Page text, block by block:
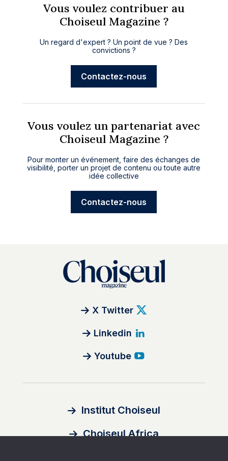
Vous voulez contribuer au
Choiseul Magazine ?
Un regard d'expert ? Un point de vue ? Des
convictions ?
Contactez-nous
Vous voulez un partenariat avec
Choiseul Magazine ?
Pour monter un événement, faire des échanges de
visibilité, porter un projet de contenu ou toute autre
idée collective
Contactez-nous
X Twitter
Linkedin
Youtube
Institut Choiseul
Choiseul Africa